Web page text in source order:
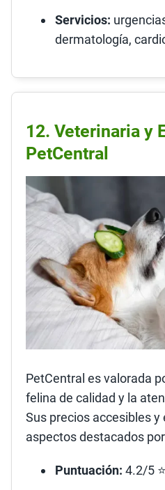
Servicios:
dermatología,
12. Veterinaria y
PetCentral
PetCentral es valorada
felina de calidad y la
Sus precios accesibles
aspectos destacados
Puntuación: 4.2/5